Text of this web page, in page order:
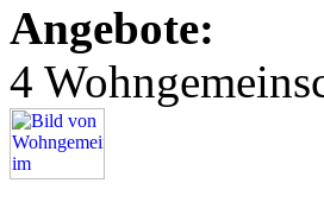
Angebote:
4